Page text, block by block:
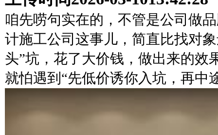
咱先唠句实在的，不管是公司做
计施工公司这事儿，简直比找对
头”坑，花了大价钱，做出来的效
就怕遇到“先低价诱你入坑，再